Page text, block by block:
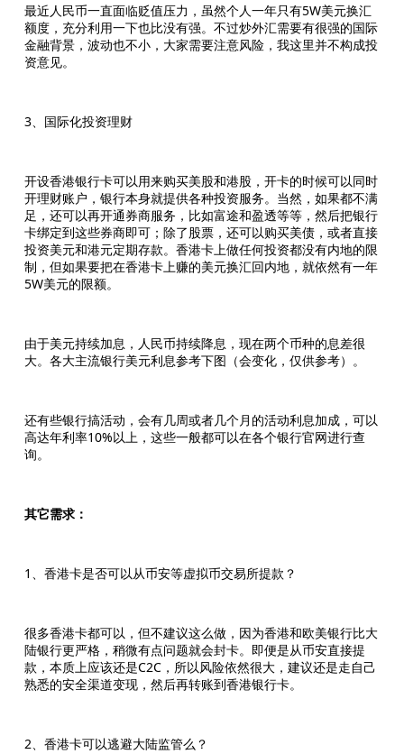
最近人民币一直面临贬值压力，虽然个人一年只有5W美元换汇
额度，充分利用一下也比没有强。不过炒外汇需要有很强的国际
金融背景，波动也不小，大家需要注意风险，我这里并不构成投
资意见。
3、国际化投资理财
开设香港银行卡可以用来购买美股和港股，开卡的时候可以同时
开理财账户，银行本身就提供各种投资服务。当然，如果都不满
足，还可以再开通券商服务，比如富途和盈透等等，然后把银行
卡绑定到这些券商即可；除了股票，还可以购买美债，或者直接
投资美元和港元定期存款。香港卡上做任何投资都没有内地的限
制，但如果要把在香港卡上赚的美元换汇回内地，就依然有一年
5W美元的限额。
由于美元持续加息，人民币持续降息，现在两个币种的息差很
大。各大主流银行美元利息参考下图（会变化，仅供参考）。
还有些银行搞活动，会有几周或者几个月的活动利息加成，可以
高达年利率10%以上，这些一般都可以在各个银行官网进行查
询。
其它需求：
1、香港卡是否可以从币安等虚拟币交易所提款？
很多香港卡都可以，但不建议这么做，因为香港和欧美银行比大
陆银行更严格，稍微有点问题就会封卡。即便是从币安直接提
款，本质上应该还是C2C，所以风险依然很大，建议还是走自己
熟悉的安全渠道变现，然后再转账到香港银行卡。
2、香港卡可以逃避大陆监管么？